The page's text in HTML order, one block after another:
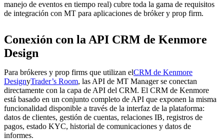
manejo de eventos en tiempo real) cubre toda la gama de requisitos
de integración con MT para aplicaciones de bróker y prop firm.
Conexión con la API CRM de Kenmore
Design
Para brókeres y prop firms que utilizan elCRM de Kenmore
DesignyTrader’s Room, las API de MT Manager se conectan
directamente con la capa de API del CRM. El CRM de Kenmore
está basado en un conjunto completo de API que exponen la misma
funcionalidad disponible a través de la interfaz de la plataforma:
datos de clientes, gestión de cuentas, relaciones IB, registros de
pagos, estado KYC, historial de comunicaciones y datos de
informes.